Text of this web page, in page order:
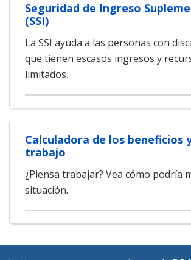
Seguridad de Ingreso
(SSI)
La SSI ayuda a las personas con
que tienen escasos ingresos y
limitados.
Calculadora de los beneficios
trabajo
¿Piensa trabajar? Vea cómo podría
situación.